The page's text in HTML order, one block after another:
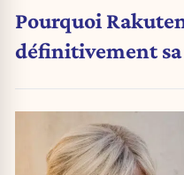
Pourquoi
définitivement